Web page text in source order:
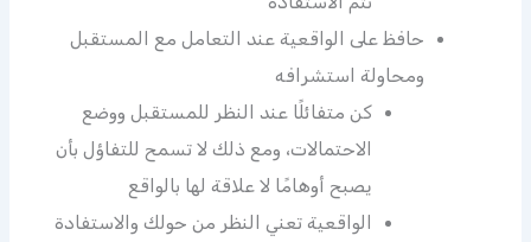
حافظ على الواقعية عند التعامل مع المستقبل
ومحاولة استشرافه
كن متفائلًا عند النظر للمستقبل ووضع
الاحتمالات، ومع ذلك لا تسمح للتفاؤل بأن
يصبح أوهامًا لا علاقة لها بالواقع
الواقعية تعني النظر من حولك والاستفادة